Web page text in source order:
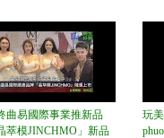
曲易國際事業推新品
萃模JINCHMO」新品
玩